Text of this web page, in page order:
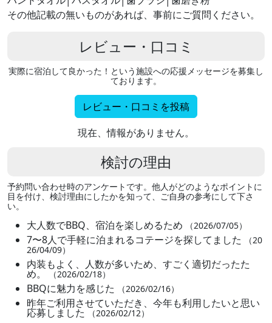
その他記載の無いものがあれば、事前にご質問ください。
レビュー・口コミ
実際に宿泊して良かった！という施設への応援メッセージを募集し
ております。
レビュー・口コミを投稿
現在、情報がありません。
検討の理由
予約問い合わせ時のアンケートです。他人がどのようなポイントに
目を付け、検討理由にしたかを知って、ご自身の参考にして下さ
い。
大人数でBBQ、宿泊を楽しめるため （2026/07/05）
7〜8人で手軽に泊まれるコテージを探してました
（20
26/04/09）
内装もよく、人数が多いため、すごく適切だったた
め。 （2026/02/18）
BBQに魅力を感じた （2026/02/16）
昨年ご利用させていただき、今年も利用したいと思い
応募しました （2026/02/12）